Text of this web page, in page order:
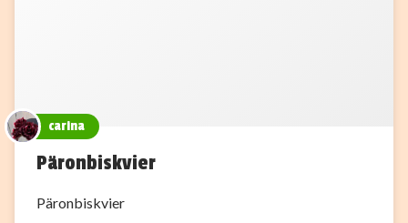
carina
Päronbiskvier
Päronbiskvier